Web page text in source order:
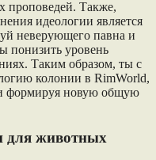
проповедей. Также,
идеологии является
неверующего павна и
понизить уровень
Таким образом, ты с
колонии в RimWorld,
формируя новую общую
для животных